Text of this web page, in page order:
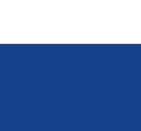
ztrácíme